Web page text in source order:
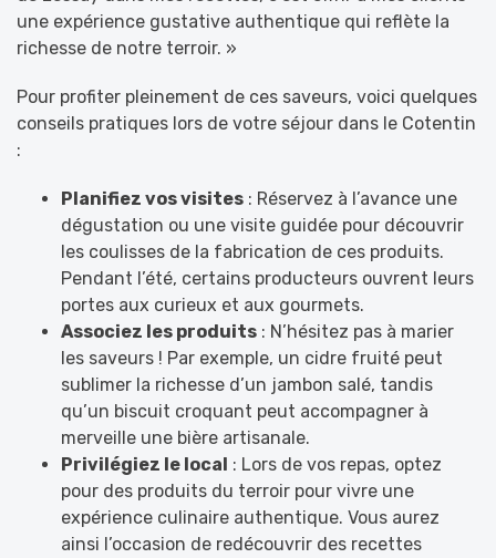
une expérience gustative authentique qui reflète la
richesse de notre terroir. »
Pour profiter pleinement de ces saveurs, voici quelques
conseils pratiques lors de votre séjour dans le Cotentin
:
Planifiez vos visites : Réservez à l’avance une
dégustation ou une visite guidée pour découvrir
les coulisses de la fabrication de ces produits.
Pendant l’été, certains producteurs ouvrent leurs
portes aux curieux et aux gourmets.
Associez les produits : N’hésitez pas à marier
les saveurs ! Par exemple, un cidre fruité peut
sublimer la richesse d’un jambon salé, tandis
qu’un biscuit croquant peut accompagner à
merveille une bière artisanale.
Privilégiez le local : Lors de vos repas, optez
pour des produits du terroir pour vivre une
expérience culinaire authentique. Vous aurez
ainsi l’occasion de redécouvrir des recettes